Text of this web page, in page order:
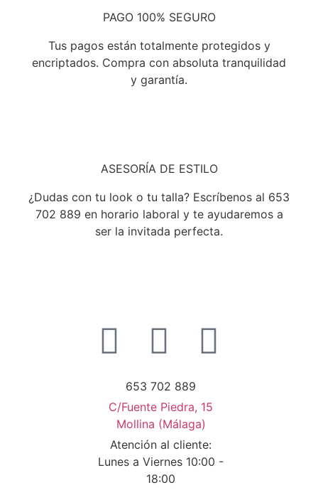
PAGO 100% SEGURO
Tus pagos están totalmente protegidos y
encriptados. Compra con absoluta tranquilidad
y garantía.
ASESORÍA DE ESTILO
¿Dudas con tu look o tu talla? Escríbenos al 653
702 889 en horario laboral y te ayudaremos a
ser la invitada perfecta.
653 702 889
C/Fuente Piedra, 15
Mollina (Málaga)
Atención al cliente:
Lunes a Viernes 10:00 -
18:00